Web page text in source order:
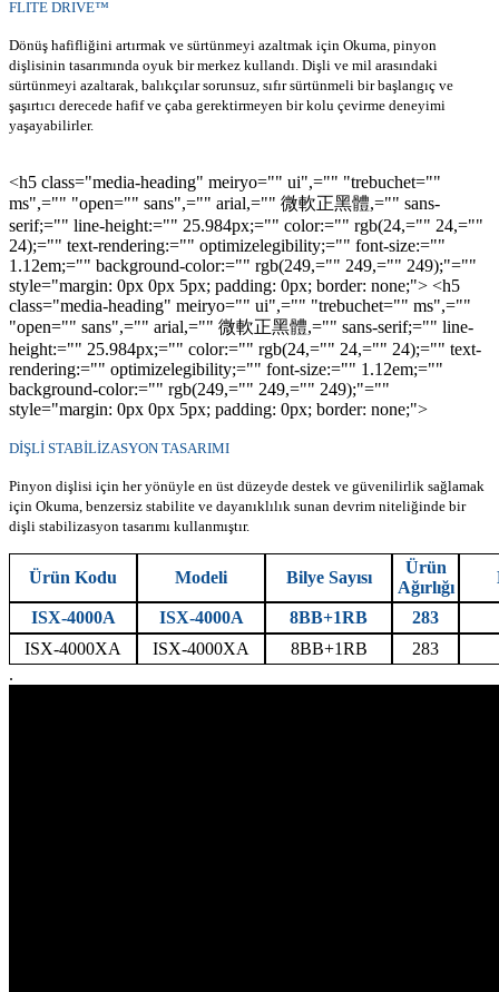
FLITE DRIVE™
Dönüş hafifliğini artırmak ve sürtünmeyi azaltmak için Okuma, pinyon
dişlisinin tasarımında oyuk bir merkez kullandı. Dişli ve mil arasındaki
sürtünmeyi azaltarak, balıkçılar sorunsuz, sıfır sürtünmeli bir başlangıç ve
şaşırtıcı derecede hafif ve çaba gerektirmeyen bir kolu çevirme deneyimi
yaşayabilirler.
<h5 class="media-heading" meiryo="" ui",="" "trebuchet=""
ms",="" "open="" sans",="" arial,="" 微軟正黑體,="" sans-
serif;="" line-height:="" 25.984px;="" color:="" rgb(24,="" 24,=""
24);="" text-rendering:="" optimizelegibility;="" font-size:=""
1.12em;="" background-color:="" rgb(249,="" 249,="" 249);"=""
style="margin: 0px 0px 5px; padding: 0px; border: none;"> <h5
class="media-heading" meiryo="" ui",="" "trebuchet="" ms",=""
"open="" sans",="" arial,="" 微軟正黑體,="" sans-serif;="" line-
height:="" 25.984px;="" color:="" rgb(24,="" 24,="" 24);="" text-
rendering:="" optimizelegibility;="" font-size:="" 1.12em;=""
background-color:="" rgb(249,="" 249,="" 249);"=""
style="margin: 0px 0px 5px; padding: 0px; border: none;">
DİŞLİ STABİLİZASYON TASARIMI
Pinyon dişlisi için her yönüyle en üst düzeyde destek ve güvenilirlik sağlamak
için Okuma, benzersiz stabilite ve dayanıklılık sunan devrim niteliğinde bir
dişli stabilizasyon tasarımı kullanmıştır.
Ürün Kodu Modeli Bilye Sayısı
Ürün
Ağırlığı
ISX-4000A ISX-4000A 8BB+1RB
283
ISX-4000XA
ISX-4000XA 8BB+1RB
283
.